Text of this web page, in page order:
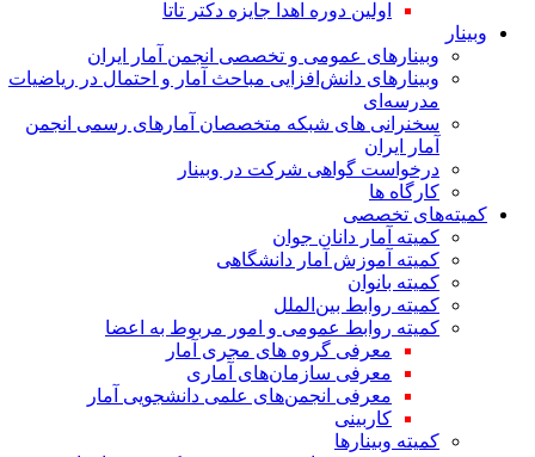
اولین دوره اهدا جایزه دکتر تاتا
وبینار
وبینارهای عمومی و تخصصی انجمن آمار ایران
وبینارهای دانش‌افزایی مباحث آمار و احتمال در ریاضیات
مدرسه‌ای
سخنرانی های شبکه متخصصان آمارهای رسمی انجمن
آمار ایران
درخواست گواهی شرکت در وبینار
کارگاه ها
کمیته‌های تخصصی
کمیته آمار دانان جوان
کمیته آموزش آمار دانشگاهی
کمیته بانوان
کمیته روابط بین‌الملل
کمیته روابط عمومی و امور مربوط به اعضا
معرفی گروه های مجری آمار
معرفی سازمان‌های آماری
معرفی انجمن‌های علمی دانشجویی آمار
کاربینی
کمیته وبینارها